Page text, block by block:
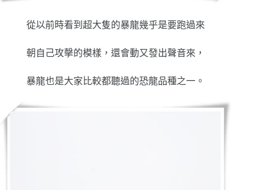
從以前時看到超大隻的暴龍幾乎是要跑過來
朝自己攻撀的模樣，還會動又發出聲音來，
暴龍也是大家比較都聽過的恐龍品種之一。